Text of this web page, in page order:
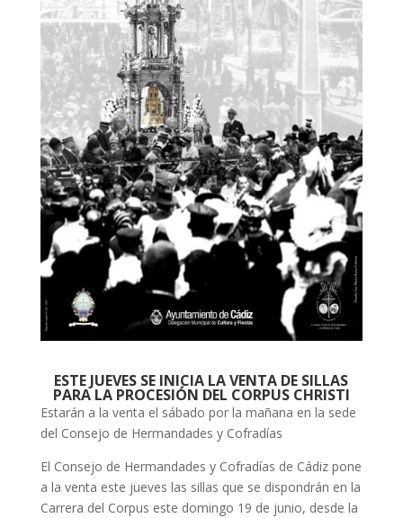
ESTE JUEVES SE INICIA LA VENTA DE SILLAS
PARA LA PROCESIÓN DEL CORPUS CHRISTI
Estarán a la venta el sábado por la mañana en la sede
del Consejo de Hermandades y Cofradías
El Consejo de Hermandades y Cofradías de Cádiz pone
a la venta este jueves las sillas que se dispondrán en la
Carrera del Corpus este domingo 19 de junio, desde la